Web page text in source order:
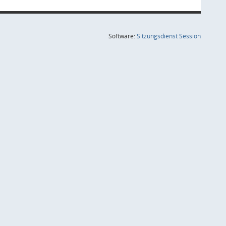
Software:SitzungsdienstSession(Wird in